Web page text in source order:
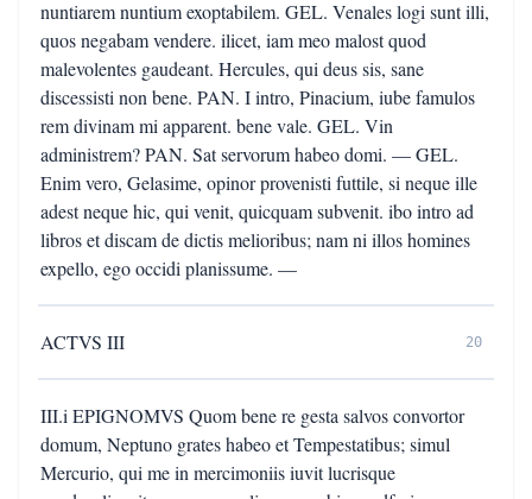
nuntiarem nuntium exoptabilem. GEL. Venales logi sunt illi,
quos negabam vendere. ilicet, iam meo malost quod
malevolentes gaudeant. Hercules, qui deus sis, sane
discessisti non bene. PAN. I intro, Pinacium, iube famulos
rem divinam mi apparent. bene vale. GEL. Vin
administrem? PAN. Sat servorum habeo domi. — GEL.
Enim vero, Gelasime, opinor provenisti futtile, si neque ille
adest neque hic, qui venit, quicquam subvenit. ibo intro ad
libros et discam de dictis melioribus; nam ni illos homines
expello, ego occidi planissume. —
ACTVS III 20
III.i EPIGNOMVS Quom bene re gesta salvos convortor
domum, Neptuno grates habeo et Tempestatibus; simul
Mercurio, qui me in mercimoniis iuvit lucrisque